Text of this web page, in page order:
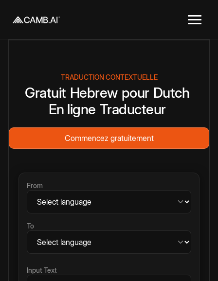
TRADUCTION CONTEXTUELLE
Gratuit Hebrew pour Dutch
En ligne Traducteur
Commencez gratuitement
From
To
Input Text